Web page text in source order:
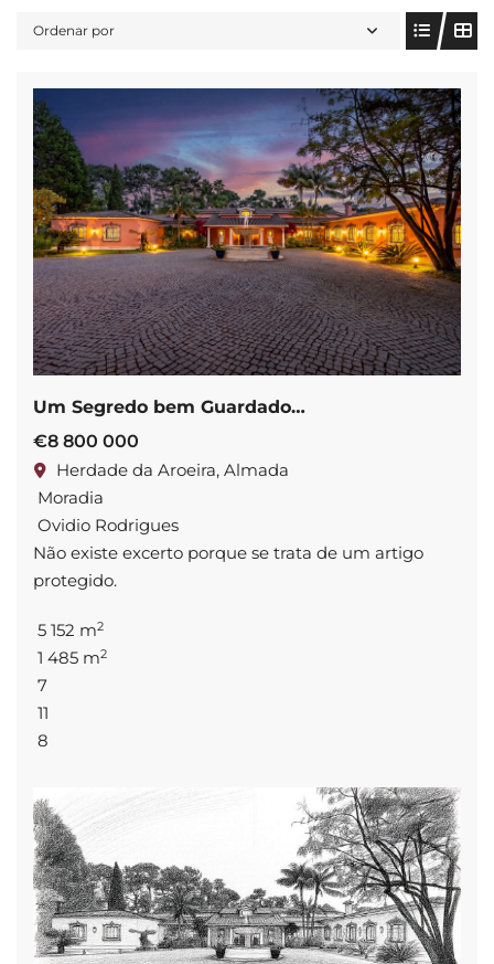
Ordenar por
Um Segredo bem Guardado…
€8 800 000
Herdade da Aroeira, Almada
Moradia
Ovidio Rodrigues
Não existe excerto porque se trata de um artigo
protegido.
5 152 m2
1 485 m2
7
11
8